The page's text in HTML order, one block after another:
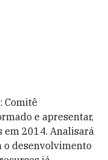
Comitê
e apresentar,
em 2014. Analisará
o desenvolvimento